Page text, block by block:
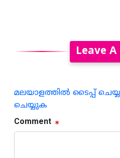
Leave
മലയാളത്തില്‍ ടൈപ്പ്
ചെയ്യുക
Comment